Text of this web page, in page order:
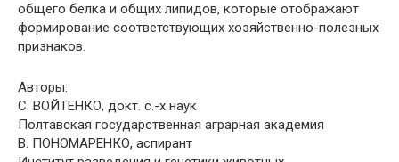
общего белка и общих липидов, которые отображают
формирование соответствующих хозяйственно-полезных
признаков.
Авторы:
С. ВОЙТЕНКО, докт. с.-х наук
Полтавская государственная аграрная академия
В. ПОНОМАРЕНКО, аспирант